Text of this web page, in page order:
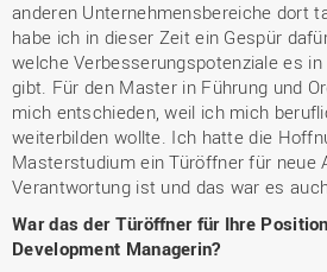
anderen Unternehmensbereiche dort
habe ich in dieser Zeit ein Gespür
welche Verbesserungspotenziale es
gibt. Für den Master in Führung und
mich entschieden, weil ich mich
weiterbilden wollte. Ich hatte die
Masterstudium ein Türöffner für neue
Verantwortung ist und das war es
War das der Türöffner für Ihre
Development Managerin?